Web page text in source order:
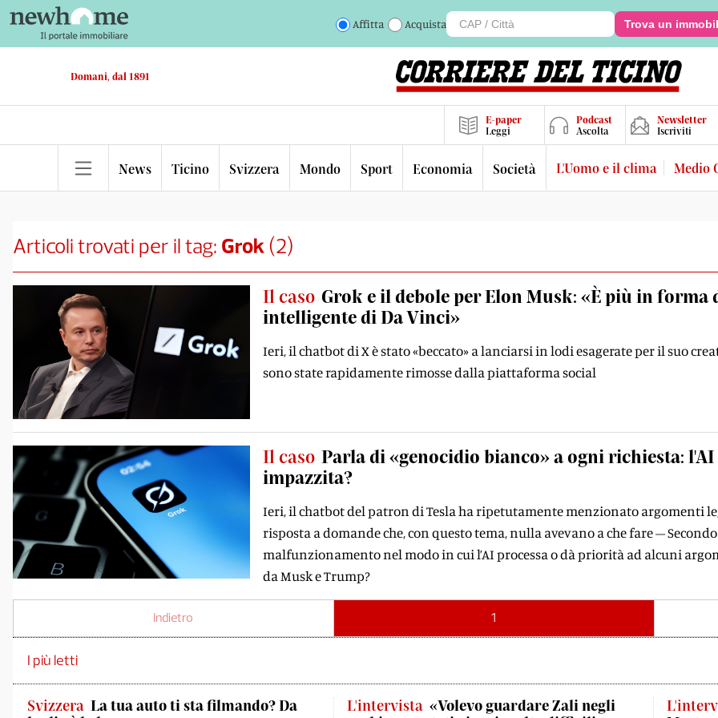
Affitta Acquista Trova un
Domani, dal 1891
E-paper
Leggi
Podcast
Ascolta
Newsletter
Iscriviti
News Ticino Svizzera Mondo Sport Economia Società L'Uomo e il clima Medio
Articoli trovati per il tag: Grok(2)
Il caso Grok e il debole per Elon Musk: «È più in forma
intelligente di Da Vinci»
Ieri, il chatbot di X è stato «beccato» a lanciarsi in lodi esagerate per il suo
sono state rapidamente rimosse dalla piattaforma social
Il caso Parla di «genocidio bianco» a ogni richiesta:
impazzita?
Ieri, il chatbot del patron di Tesla ha ripetutamente menzionato argomenti
risposta a domande che, con questo tema, nulla avevano a che fare –
malfunzionamento nel modo in cui l’AI processa o dà priorità ad alcuni
da Musk e Trump?
Indietro 1
I più letti
Svizzera La tua auto ti sta filmando? Da
L'intervista «Volevo guardare Zali negli